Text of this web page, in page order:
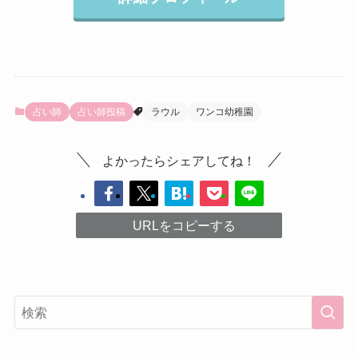
占い師 占い師投稿 ラウル ワンコ幼稚園
よかったらシェアしてね！
URLをコピーする